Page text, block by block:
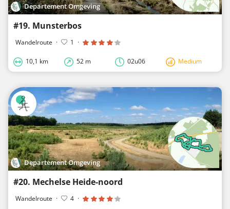
Departement Omgeving
#19. Munsterbos
Wandelroute · 1 ·
10,1 km 52 m 02u06 Medium
Departement Omgeving
#20. Mechelse Heide-noord
Wandelroute · 4 ·